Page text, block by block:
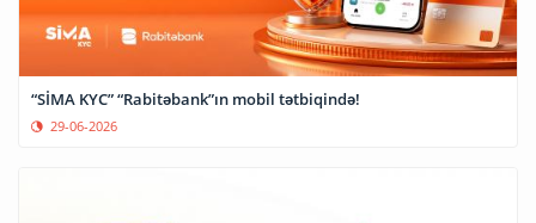
“SİMA KYC” “Rabitəbank”ın mobil tətbiqində!
29-06-2026